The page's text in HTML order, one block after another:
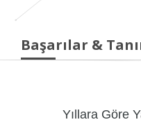
Başarılar &
Yıllara Göre